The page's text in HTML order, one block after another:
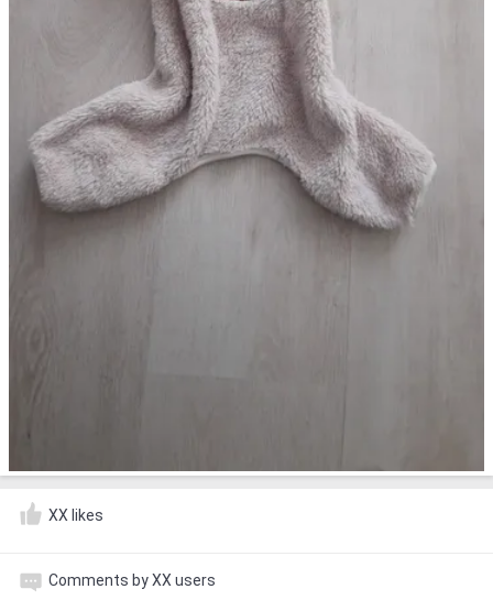
XX likes
Comments by XX users